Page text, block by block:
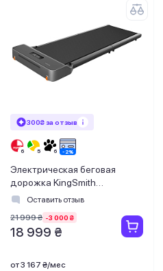
300₴ за отзыв
Электрическая беговая
дорожка KingSmith
WalkingPad Z1F
Оставить отзыв
21 999 ₴ -3 000 ₴
18 999 ₴
от 3 167 ₴/мес